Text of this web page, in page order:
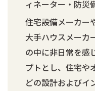
ィネーター・防災
住宅設備メーカー
大手ハウスメーカ
の中に非日常を感
プトとし、住宅や
どの設計およびイ